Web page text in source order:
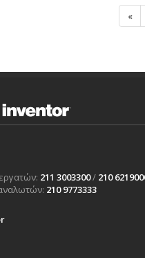
«
211 3003300/ 210
210 9773333